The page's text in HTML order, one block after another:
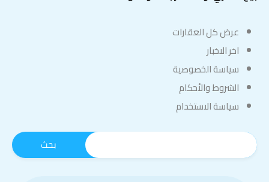
عرض كل العقارات
اخر الاخبار
سياسة الخصوصية
الشروط والأحكام
سياسة الاستخدام